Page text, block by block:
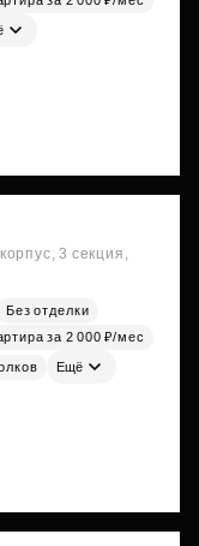
3 секция,
Без отделки
за 2 000 ₽/мес
Ещё